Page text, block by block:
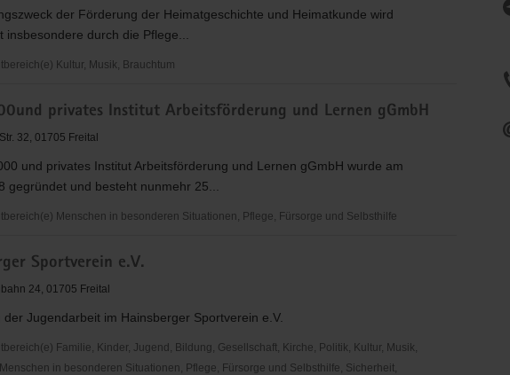
der Förderung der Heimatgeschichte und Heimatkunde wird
insbesondere durch die Pflege...
Kultur, Musik, Brauchtum
privates Institut Arbeitsförderung und Lernen gGmbH
32, 01705 Freital
und privates Institut Arbeitsförderung und Lernen gGmbH wurde am
gegründet und besteht nunmehr 25...
Menschen in besonderen Situationen, Pflege, Fürsorge und Selbsthilfe
Sportverein e.V.
24, 01705 Freital
der Jugendarbeit im Hainsberger Sportverein e.V.
Familie, Kinder, Jugend, Bildung, Gesellschaft, Kirche, Politik, Kultur, Musik,
in besonderen Situationen, Pflege, Fürsorge und Selbsthilfe, Sicherheit,